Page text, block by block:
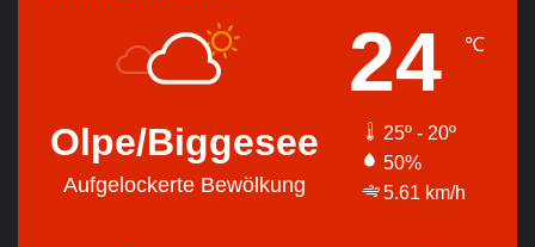
Olpe/Biggesee
Aufgelockerte Bewölkung
24 ℃
25º - 20º
50%
5.61 km/h